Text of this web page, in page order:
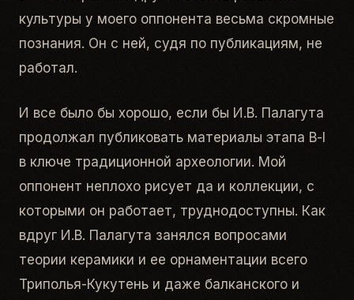
культуры у моего оппонента весьма скромные
познания. Он с ней, судя по публикациям, не
работал.
И все было бы хорошо, если бы И.В. Палагута
продолжал публиковать материалы этапа В-I
в ключе традиционной археологии. Мой
оппонент неплохо рисует да и коллекции, с
которыми он работает, труднодоступны. Как
вдруг И.В. Палагута занялся вопросами
теории керамики и ее орнаментации всего
Триполья-Кукутень и даже балканского и